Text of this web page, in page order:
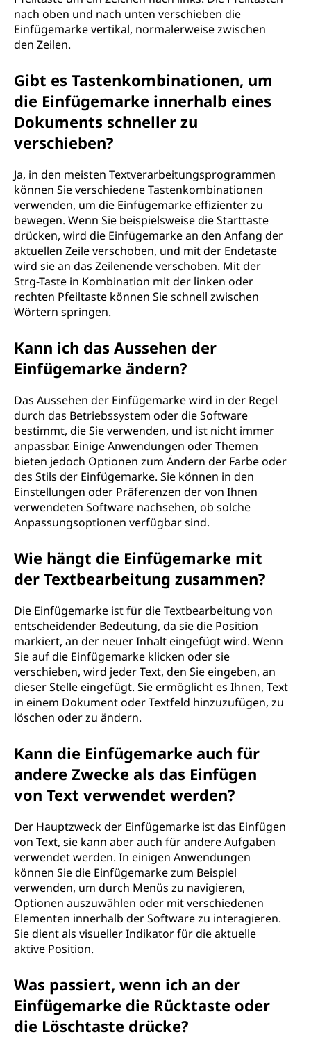
nach oben und nach unten verschieben die
Einfügemarke vertikal, normalerweise zwischen
den Zeilen.
Gibt es Tastenkombinationen, um
die Einfügemarke innerhalb eines
Dokuments schneller zu
verschieben?
Ja, in den meisten Textverarbeitungsprogrammen
können Sie verschiedene Tastenkombinationen
verwenden, um die Einfügemarke effizienter zu
bewegen. Wenn Sie beispielsweise die Starttaste
drücken, wird die Einfügemarke an den Anfang der
aktuellen Zeile verschoben, und mit der Endetaste
wird sie an das Zeilenende verschoben. Mit der
Strg-Taste in Kombination mit der linken oder
rechten Pfeiltaste können Sie schnell zwischen
Wörtern springen.
Kann ich das Aussehen der
Einfügemarke ändern?
Das Aussehen der Einfügemarke wird in der Regel
durch das Betriebssystem oder die Software
bestimmt, die Sie verwenden, und ist nicht immer
anpassbar. Einige Anwendungen oder Themen
bieten jedoch Optionen zum Ändern der Farbe oder
des Stils der Einfügemarke. Sie können in den
Einstellungen oder Präferenzen der von Ihnen
verwendeten Software nachsehen, ob solche
Anpassungsoptionen verfügbar sind.
Wie hängt die Einfügemarke mit
der Textbearbeitung zusammen?
Die Einfügemarke ist für die Textbearbeitung von
entscheidender Bedeutung, da sie die Position
markiert, an der neuer Inhalt eingefügt wird. Wenn
Sie auf die Einfügemarke klicken oder sie
verschieben, wird jeder Text, den Sie eingeben, an
dieser Stelle eingefügt. Sie ermöglicht es Ihnen, Text
in einem Dokument oder Textfeld hinzuzufügen, zu
löschen oder zu ändern.
Kann die Einfügemarke auch für
andere Zwecke als das Einfügen
von Text verwendet werden?
Der Hauptzweck der Einfügemarke ist das Einfügen
von Text, sie kann aber auch für andere Aufgaben
verwendet werden. In einigen Anwendungen
können Sie die Einfügemarke zum Beispiel
verwenden, um durch Menüs zu navigieren,
Optionen auszuwählen oder mit verschiedenen
Elementen innerhalb der Software zu interagieren.
Sie dient als visueller Indikator für die aktuelle
aktive Position.
Was passiert, wenn ich an der
Einfügemarke die Rücktaste oder
die Löschtaste drücke?